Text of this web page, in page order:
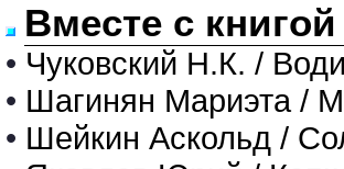
Вместе с
• Чуковский Н.К. /
• Шагинян Мариэта /
• Шейкин Аскольд /